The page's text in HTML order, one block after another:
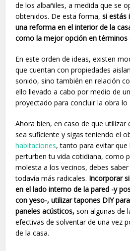
de los albañiles, a medida que se
obtenidos. De esta forma,si estás
una reforma en el interior de la
como la mejor opción en términos
En este orden de ideas, existen
que cuentan con propiedades
sonido, sino también en relación
ello llevado a cabo por medio de
proyectado para concluir la obra lo
Ahora bien, en caso de que utilizar
sea suficiente y sigas teniendo el
habitaciones, tanto para evitar
perturben tu vida cotidiana, como
molesta a los vecinos, debes
todavía más radicales. Incorporar
en el lado interno de la pared -y
con yeso-, utilizar tapones DIY
paneles acústicos, son algunas de
efectivas de solventar de una vez
de la casa.